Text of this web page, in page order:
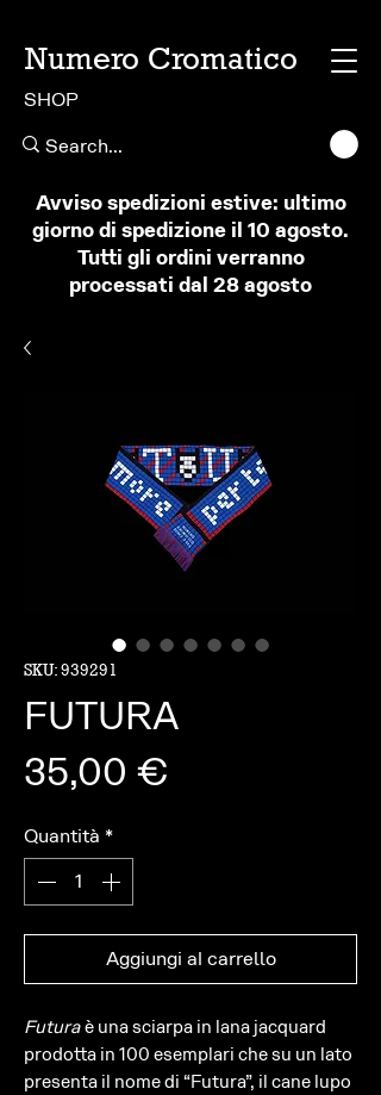
Numero Cromatico
SHOP
Avviso spedizioni estive: ultimo
giorno di spedizione il 10 agosto.
Tutti gli ordini verranno
processati dal 28 agosto
SKU: 939291
FUTURA
35,00 €
Quantità *
Aggiungi al carrello
Futura è una sciarpa in lana jacquard
prodotta in 100 esemplari che su un lato
presenta il nome di “Futura”, il cane lupo